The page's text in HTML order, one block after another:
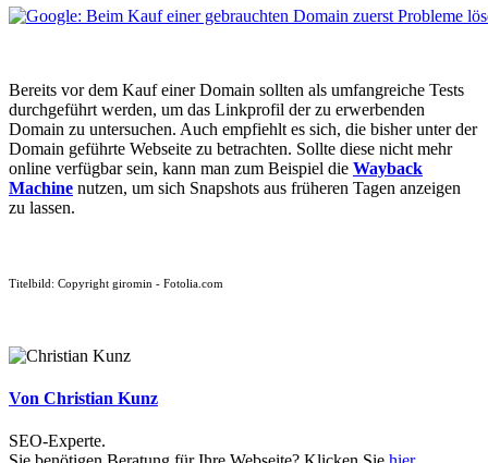
Bereits vor dem Kauf einer Domain sollten als umfangreiche Tests
durchgeführt werden, um das Linkprofil der zu erwerbenden
Domain zu untersuchen. Auch empfiehlt es sich, die bisher unter der
Domain geführte Webseite zu betrachten. Sollte diese nicht mehr
online verfügbar sein, kann man zum Beispiel die Wayback
Machine nutzen, um sich Snapshots aus früheren Tagen anzeigen
zu lassen.
Titelbild: Copyright giromin - Fotolia.com
Von Christian Kunz
SEO-Experte.